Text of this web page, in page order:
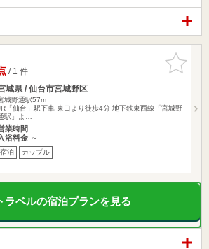
お気に入
りに追加
/ 1 件
城県 / 仙台市宮城野区
城野通駅57m
「仙台」駅下車 東口より徒歩4分 地下鉄東西線「宮城野
駅」よ…
業時間
浴料金 ～
宿泊 カップル
ラベルの宿泊プランを見る